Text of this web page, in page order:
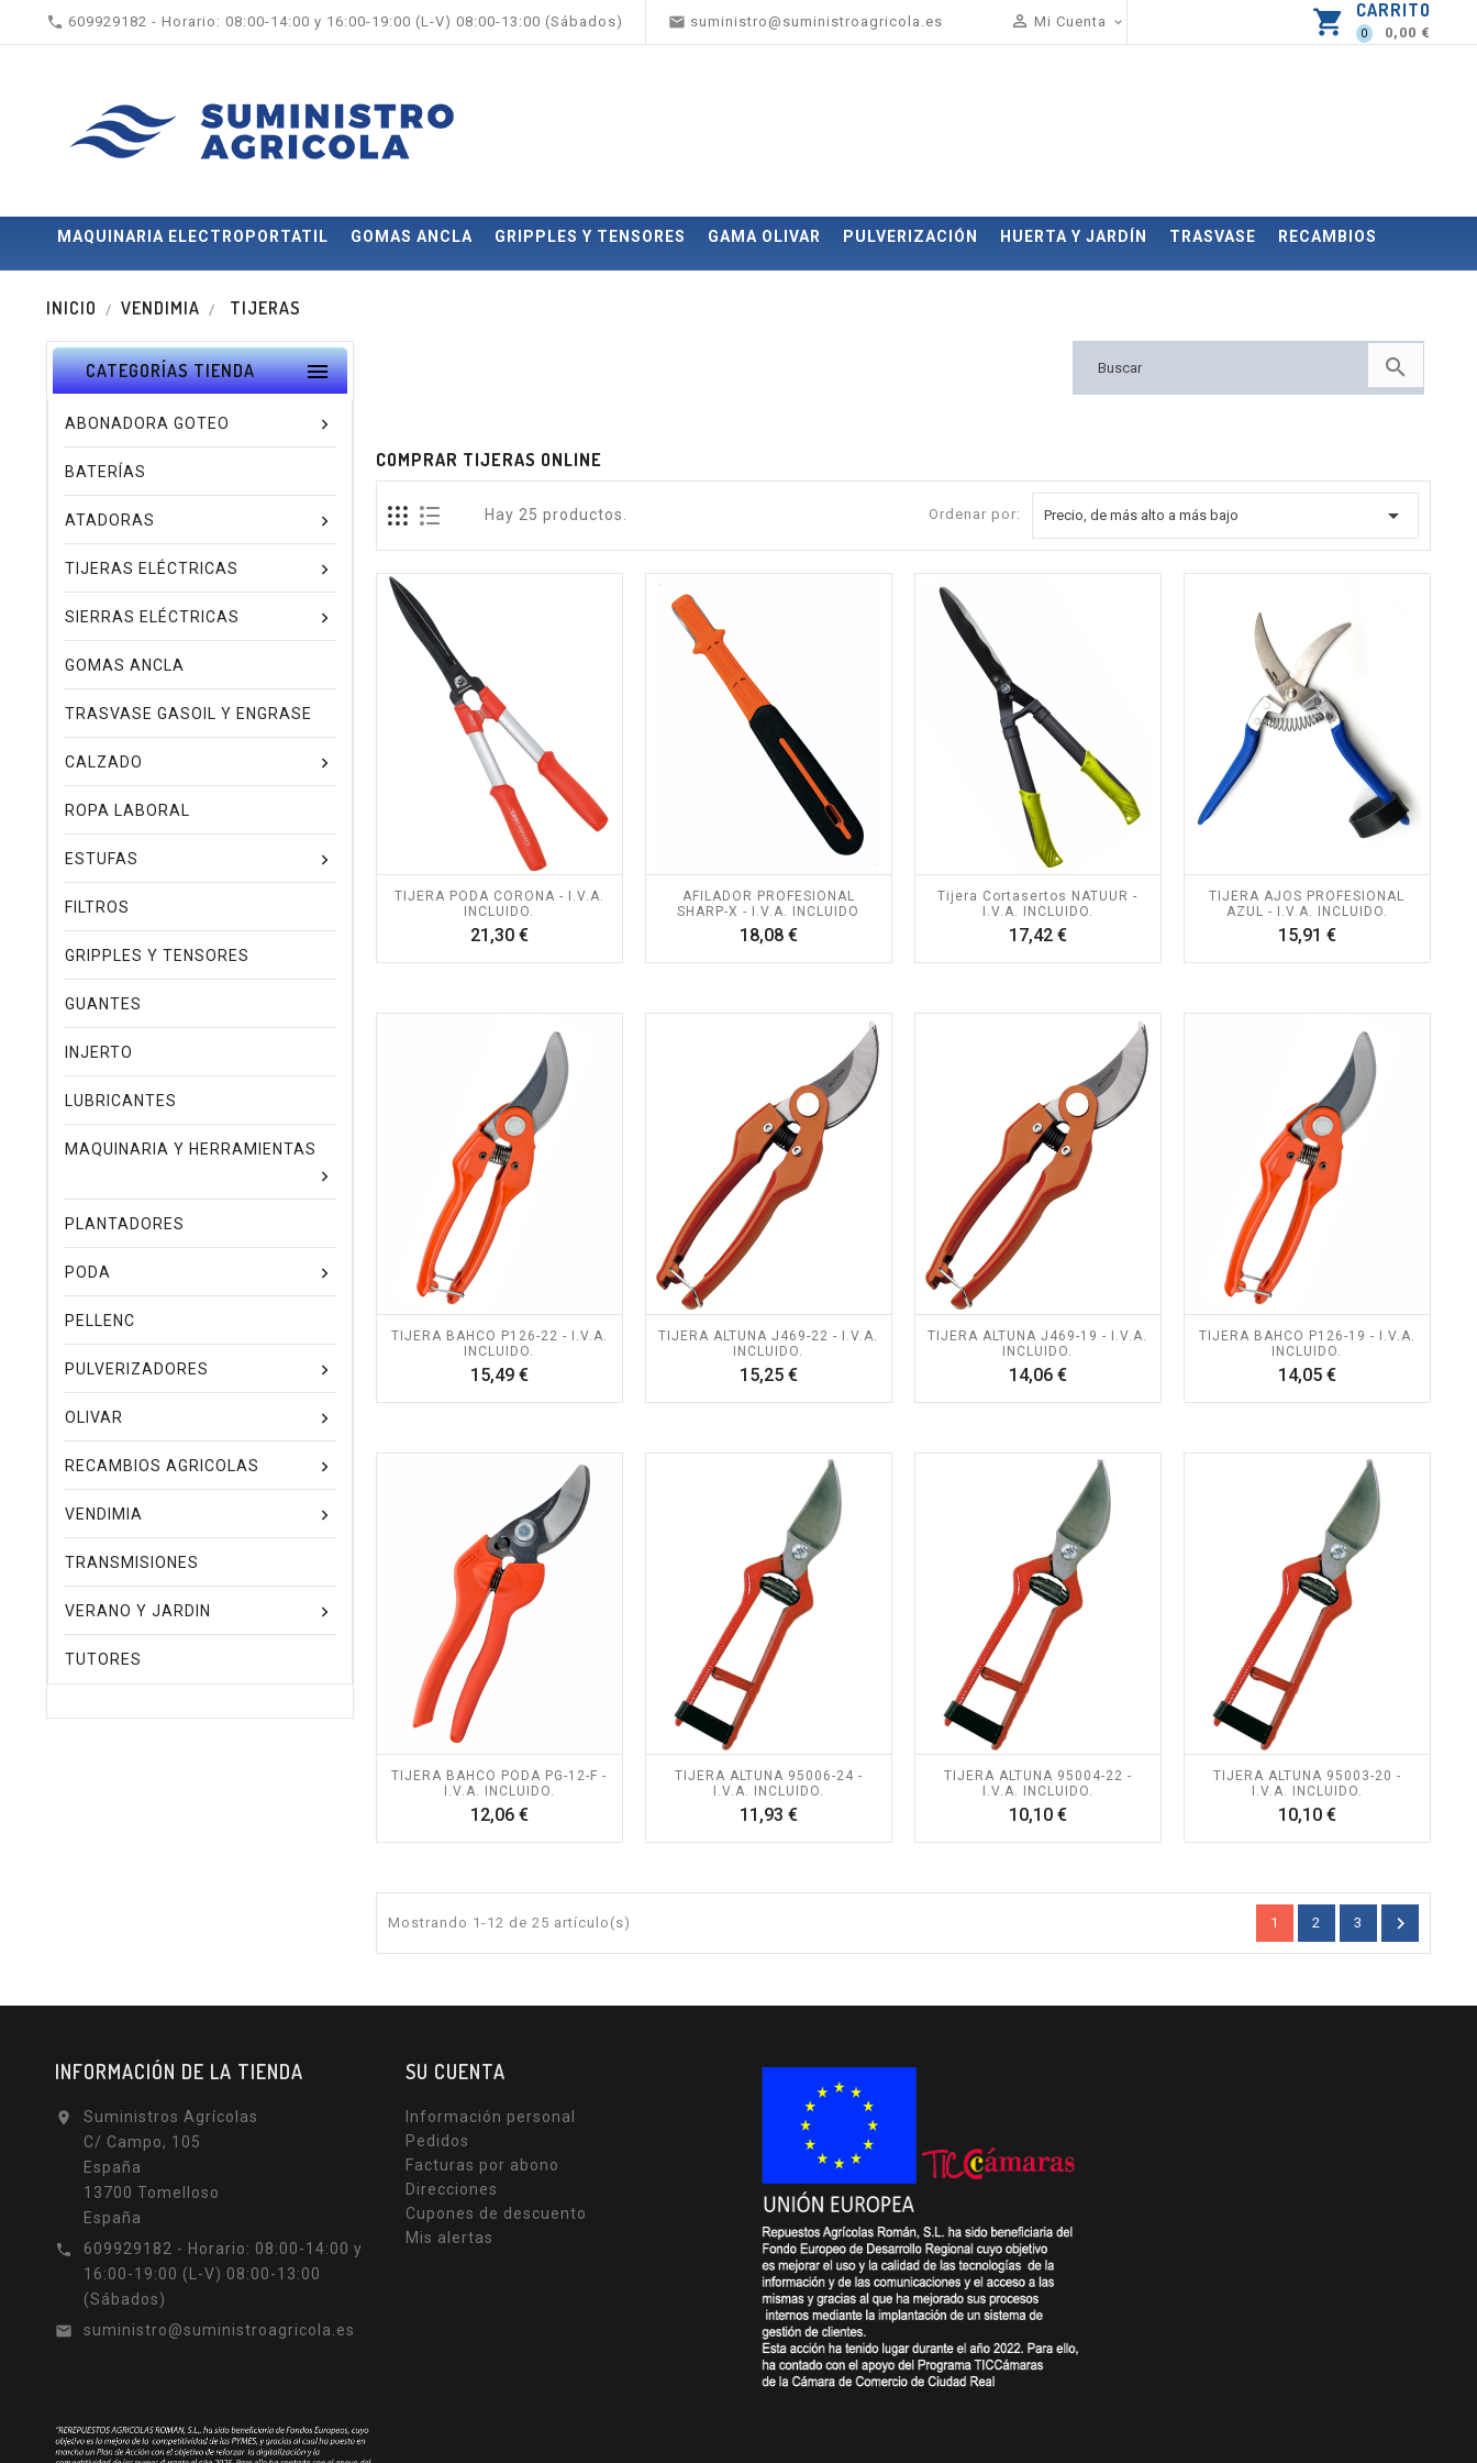
 609929182 - Horario: 08:00-14:00 y 16:00-19:00 (L-V) 08:00-13:00 (Sábados)  suministro@suministroagricola.es  Mi Cuenta  shopping_cart CARRITO
0 0,00 €
MAQUINARIA ELECTROPORTATIL GOMAS ANCLA GRIPPLES Y TENSORES GAMA OLIVAR PULVERIZACIÓN HUERTA Y JARDÍN TRASVASE RECAMBIOS
INICIO VENDIMIA TIJERAS
CATEGORÍAS TIENDA 
ABONADORA GOTEO
BATERÍAS
ATADORAS
TIJERAS ELÉCTRICAS
SIERRAS ELÉCTRICAS
GOMAS ANCLA
TRASVASE GASOIL Y ENGRASE
CALZADO
ROPA LABORAL
ESTUFAS
FILTROS
GRIPPLES Y TENSORES
GUANTES
INJERTO
LUBRICANTES
MAQUINARIA Y HERRAMIENTAS
PLANTADORES
PODA
PELLENC
PULVERIZADORES
OLIVAR
RECAMBIOS AGRICOLAS
VENDIMIA
TRANSMISIONES
VERANO Y JARDIN
TUTORES

COMPRAR TIJERAS ONLINE
Hay 25 productos. Ordenar por: Precio, de más alto a más bajo 
TIJERA PODA CORONA - I.V.A.
INCLUIDO.
21,30 €Precio
AFILADOR PROFESIONAL
SHARP-X - I.V.A. INCLUIDO
18,08 €Precio
Tijera Cortasertos NATUUR -
I.V.A. INCLUIDO.
17,42 €Precio
TIJERA AJOS PROFESIONAL
AZUL - I.V.A. INCLUIDO.
15,91 €Precio
TIJERA BAHCO P126-22 - I.V.A.
INCLUIDO.
15,49 €Precio
TIJERA ALTUNA J469-22 - I.V.A.
INCLUIDO.
15,25 €Precio
TIJERA ALTUNA J469-19 - I.V.A.
INCLUIDO.
14,06 €Precio
TIJERA BAHCO P126-19 - I.V.A.
INCLUIDO.
14,05 €Precio
TIJERA BAHCO PODA PG-12-F -
I.V.A. INCLUIDO.
12,06 €Precio
TIJERA ALTUNA 95006-24 -
I.V.A. INCLUIDO.
11,93 €Precio
TIJERA ALTUNA 95004-22 -
I.V.A. INCLUIDO.
10,10 €Precio
TIJERA ALTUNA 95003-20 -
I.V.A. INCLUIDO.
10,10 €Precio
Mostrando 1-12 de 25 artículo(s) 1 2 3 
INFORMACIÓN DE LA TIENDA

Suministros Agrícolas
C/ Campo, 105
España
13700 Tomelloso
España

609929182 - Horario: 08:00-14:00 y
16:00-19:00 (L-V) 08:00-13:00
(Sábados)

suministro@suministroagricola.es
SU CUENTA
Información personal
Pedidos
Facturas por abono
Direcciones
Cupones de descuento
Mis alertas